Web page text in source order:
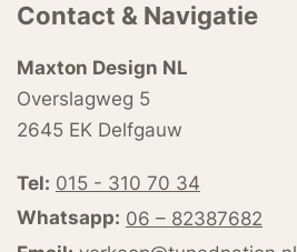
Contact & Navigatie
Maxton Design NL
Overslagweg 5
2645 EK Delfgauw
Tel: 015 - 310 70 34
Whatsapp: 06 – 82387682